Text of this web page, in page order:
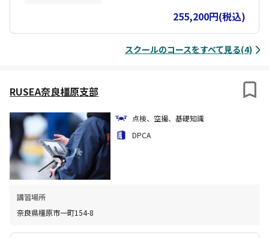
255,200円(税込)
スクールのコースをすべて見る(4)
RUSEA奈良橿原支部
点検、空撮、基礎知識
DPCA
講習場所
奈良県橿原市一町154-8